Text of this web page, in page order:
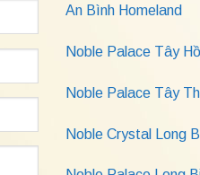
An Bình Homeland
Noble Palace Tây Hồ
Noble Palace Tây
Noble Crystal Long